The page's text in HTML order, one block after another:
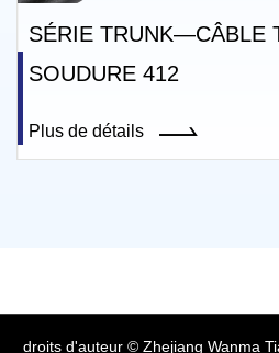
TRUNK SANS
droits d'auteur © Zhejiang Wanma